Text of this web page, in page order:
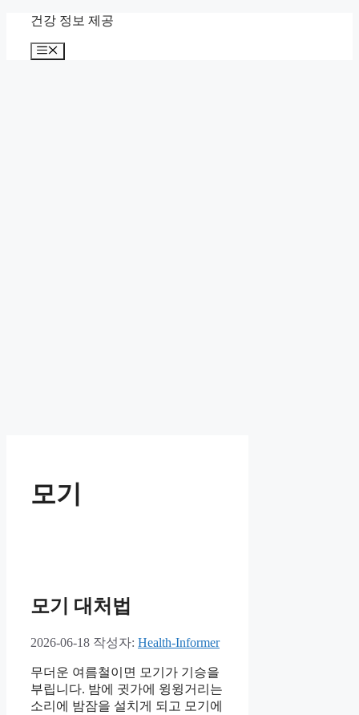
건강 정보 제공
메
모기
모기 대처법
2026-06-18 작성자: Health-Informer
무더운 여름철이면 모기가 기승을
부립니다. 밤에 귓가에 윙윙거리는
소리에 밤잠을 설치게 되고 모기에